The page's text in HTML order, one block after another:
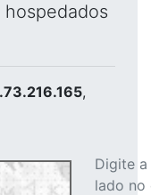
,
Digite
lado no